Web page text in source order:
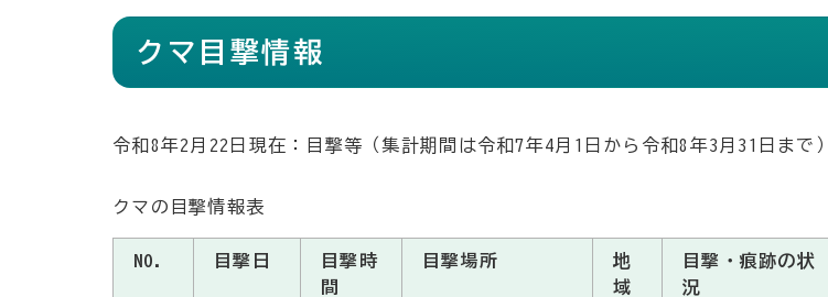
クマ目撃情報
令和8年2月22日現在：目撃等（集計期間は令和7年4月1日から令和8年3月31日まで）
クマの目撃情報表
NO. 目撃日
目撃時
間
目撃場所
地
域
目撃・痕跡の状
況